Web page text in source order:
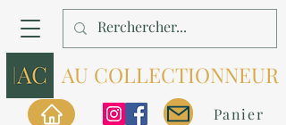
AU COLLECTIONNEUR
Panier